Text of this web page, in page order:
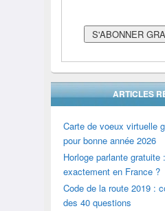
ARTICLES
Carte de voeux virtuelle
pour bonne année 2026
Horloge parlante gratuite
exactement en France ?
Code de la route 2019 :
des 40 questions